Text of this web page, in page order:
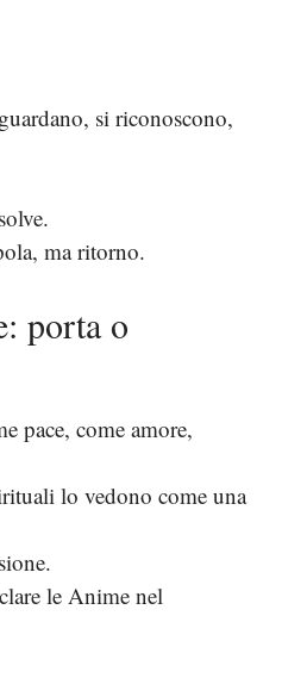
si riconoscono,
ma ritorno.
porta o
pace, come amore,
lo vedono come una
le Anime nel